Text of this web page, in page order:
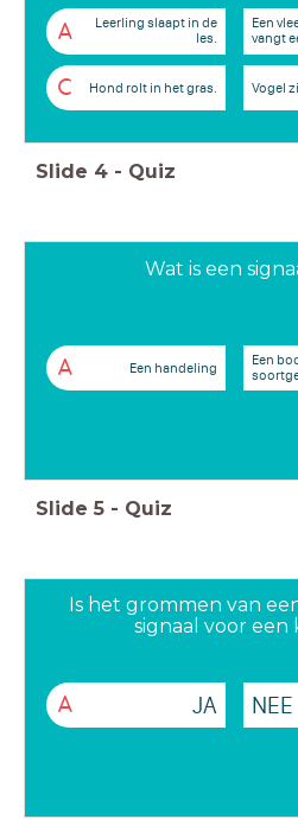
A
Leerling slaapt in de
les.
Een
vangt
C Hond rolt in het gras. Vogel
Slide 4 - Quiz
Wat is een
A Een handeling
Een
Slide 5 - Quiz
Is het grommen van
signaal voor een
A JA NEE